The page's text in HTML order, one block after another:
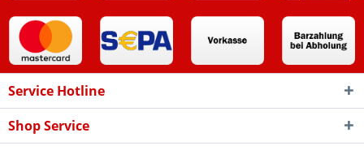
Service Hotline
Shop Service